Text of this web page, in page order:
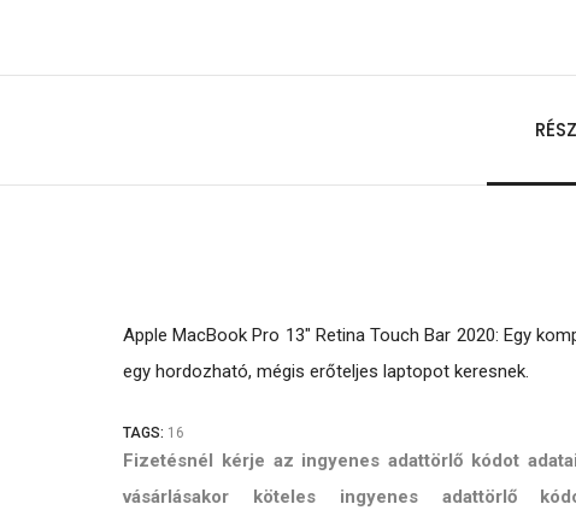
Apple MacBook Pro 13" Retina Touch Bar 2020: Egy
egy hordozható, mégis erőteljes laptopot keresnek.
TAGS: 16
Fizetésnél kérje az ingyenes adattörlő kódot
vásárlásakor köteles ingyenes adattörlő